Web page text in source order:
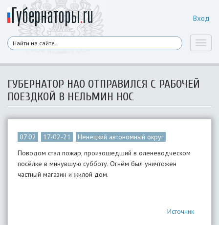
Вход
ГУБЕРНАТОР НАО ОТПРАВИЛСЯ С РАБОЧЕЙ
ПОЕЗДКОЙ В НЕЛЬМИН НОС
07:02 17-02-21
Ненецкий автономный округ
Поводом стал пожар, произошедший в оленеводческом
посёлке в минувшую субботу. Огнём был уничтожен
частный магазин и жилой дом.
Источник